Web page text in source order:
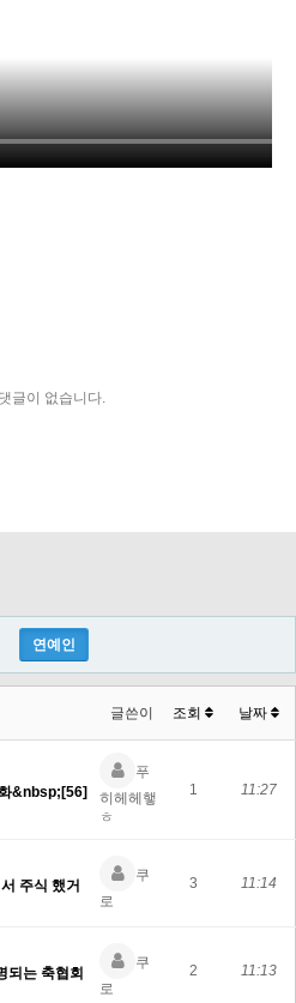
글이 없습니다.
연예인
글쓴이 조회 날짜
&nbsp;[56]
푸
히헤헤햏
ㅎ
1 11:27
주식 했거
쿠
로
3 11:14
되는 축협회
쿠
로
2 11:13